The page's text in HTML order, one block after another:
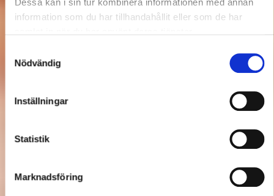
Dessa kan i sin tur kombinera informationen med annan
information som du har tillhandahållit eller som de har
Nödvändig
Inställningar
Statistik
Marknadsföring